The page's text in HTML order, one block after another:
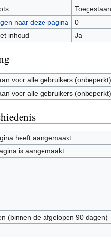
Toegestaan
naar deze pagina
0
inhoud
Ja
voor alle gebruikers (onbeperkt)
voor alle gebruikers (onbeperkt)
heeft aangemaakt
is aangemaakt
(binnen de afgelopen 90 dagen)